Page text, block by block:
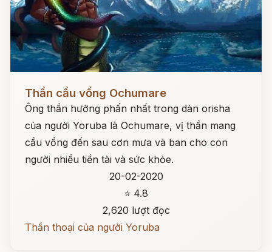
Đọc ngay
Thần cầu vồng Ochumare
Ông thần hường phấn nhất trong dàn orisha
của người Yoruba là Ochumare, vị thần mang
cầu vồng đến sau cơn mưa và ban cho con
người nhiều tiền tài và sức khỏe.
20-02-2020
⭐ 4.8
2,620 lượt đọc
Thần thoại của người Yoruba